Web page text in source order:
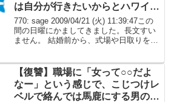
は自分が行きたいからとハワイに
決めて、ついてくる気まんまんの
トメ
770: sage 2009/04/21 (火) 11:39:47この
間の日曜にかましてきました。長文すい
ません。 結婚前から、式場や日取りを勝
んまんのトメ。 旦那...
【復讐】職場に「女って○○だよ
なー」という感じで、こじつけレ
ベルで絡んでは馬鹿にする男の先